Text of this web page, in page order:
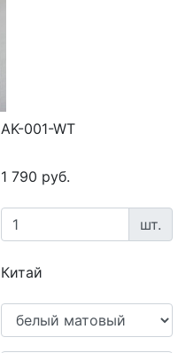
AK-001-WT
1 790 руб.
шт.
Китай